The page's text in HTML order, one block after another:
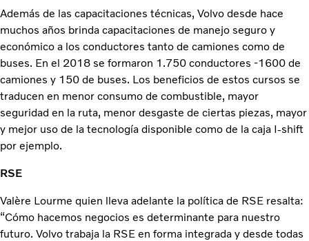
Además de las capacitaciones técnicas, Volvo desde hace
muchos años brinda capacitaciones de manejo seguro y
económico a los conductores tanto de camiones como de
buses. En el 2018 se formaron 1.750 conductores -1600 de
camiones y 150 de buses. Los beneficios de estos cursos se
traducen en menor consumo de combustible, mayor
seguridad en la ruta, menor desgaste de ciertas piezas, mayor
y mejor uso de la tecnología disponible como de la caja I-shift
por ejemplo.
RSE
Valère Lourme quien lleva adelante la política de RSE resalta:
“Cómo hacemos negocios es determinante para nuestro
futuro. Volvo trabaja la RSE en forma integrada y desde todas